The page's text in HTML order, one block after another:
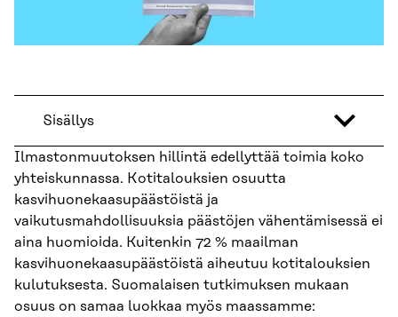
Sisällys
Ilmastonmuutoksen hillintä edellyttää toimia koko
yhteiskunnassa. Kotitalouksien osuutta
kasvihuonekaasupäästöistä ja
vaikutusmahdollisuuksia päästöjen vähentämisessä ei
aina huomioida. Kuitenkin 72 % maailman
kasvihuonekaasupäästöistä aiheutuu kotitalouksien
kulutuksesta. Suomalaisen tutkimuksen mukaan
osuus on samaa luokkaa myös maassamme: